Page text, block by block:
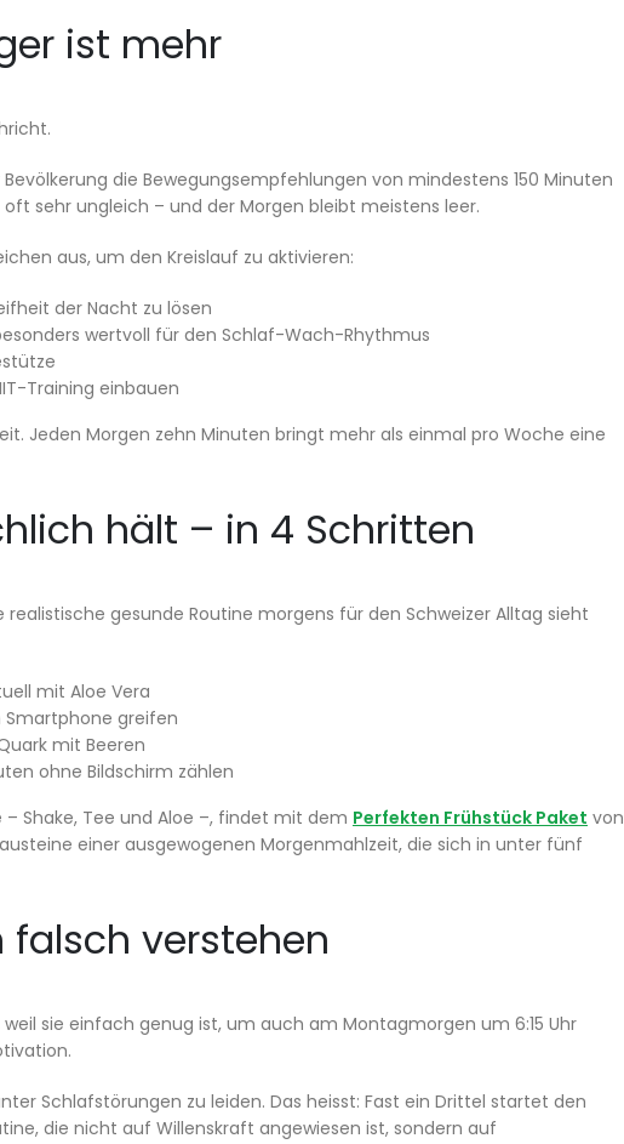
ist mehr
die Bewegungsempfehlungen von mindestens 150 Minuten
sehr ungleich – und der Morgen bleibt meistens leer.
aus, um den Kreislauf zu aktivieren:
der Nacht zu lösen
wertvoll für den Schlaf-Wach-Rhythmus
Training einbauen
Jeden Morgen zehn Minuten bringt mehr als einmal pro Woche eine
hält – in 4 Schritten
gesunde Routine morgens für den Schweizer Alltag sieht
mit Aloe Vera
Smartphone greifen
mit Beeren
ohne Bildschirm zählen
Shake, Tee und Aloe –, findet mit dem Perfekten Frühstück Paket von
einer ausgewogenen Morgenmahlzeit, die sich in unter fünf
verstehen
sie einfach genug ist, um auch am Montagmorgen um 6:15 Uhr
Schlafstörungen zu leiden. Das heisst: Fast ein Drittel startet den
die nicht auf Willenskraft angewiesen ist, sondern auf